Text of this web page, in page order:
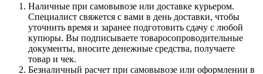
Наличные при самовывозе или доставке курьером.
Специалист свяжется с вами в день доставки, чтобы
уточнить время и заранее подготовить сдачу с любой
купюры. Вы подписываете товаросопроводительные
документы, вносите денежные средства, получаете
товар и чек.
Безналичный расчет при самовывозе или оформлении в